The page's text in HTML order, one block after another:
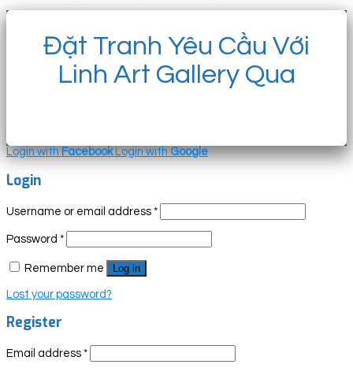
Đặt Tranh Yêu Cầu Với
Linh Art Gallery Qua
Login withFacebook Login withGoogle
Login
Username or email address *
Password *
Remember me Log in
Lost your password?
Register
Email address *